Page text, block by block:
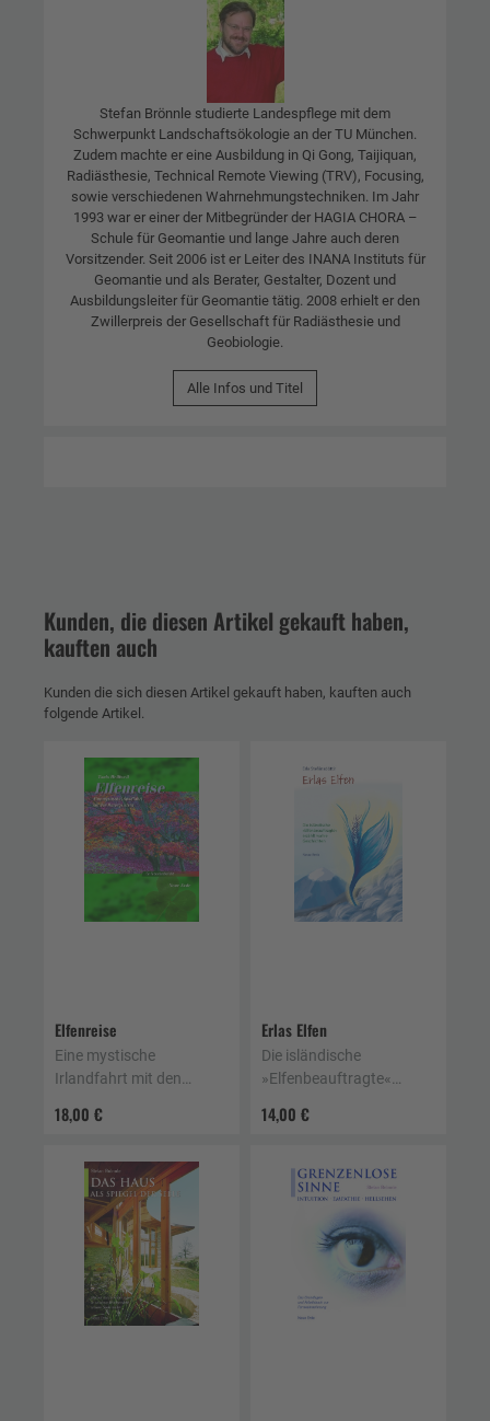
Stefan Brönnle studierte Landespflege mit dem
Schwerpunkt Landschaftsökologie an der TU München.
Zudem machte er eine Ausbildung in Qi Gong, Taijiquan,
Radiästhesie, Technical Remote Viewing (TRV), Focusing,
sowie verschiedenen Wahrnehmungstechniken. Im Jahr
1993 war er einer der Mitbegründer der HAGIA CHORA –
Schule für Geomantie und lange Jahre auch deren
Vorsitzender. Seit 2006 ist er Leiter des INANA Instituts für
Geomantie und als Berater, Gestalter, Dozent und
Ausbildungsleiter für Geomantie tätig. 2008 erhielt er den
Zwillerpreis der Gesellschaft für Radiästhesie und
Geobiologie.
Alle Infos und Titel
Kunden, die diesen Artikel gekauft haben,
kauften auch
Kunden die sich diesen Artikel gekauft haben, kauften auch
folgende Artikel.
Elfenreise
18,00 €
Eine mystische
Irlandfahrt mit den
Tatsachenbericht
Erlas Elfen
14,00 €
Die isländische
»Elfenbeauftragte«
Geschichten